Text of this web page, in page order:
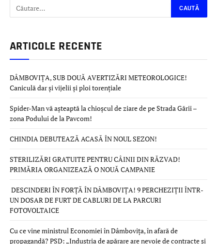
ARTICOLE RECENTE
DÂMBOVIȚA, SUB DOUĂ AVERTIZĂRI METEOROLOGICE!
Caniculă dar și vijelii și ploi torențiale
Spider-Man vă așteaptă la chioșcul de ziare de pe Strada Gării –
zona Podului de la Pavcom!
CHINDIA DEBUTEAZĂ ACASĂ ÎN NOUL SEZON!
STERILIZĂRI GRATUITE PENTRU CÂINII DIN RĂZVAD!
PRIMĂRIA ORGANIZEAZĂ O NOUĂ CAMPANIE
DESCINDERI ÎN FORȚĂ ÎN DÂMBOVIȚA! 9 PERCHEZIȚII ÎNTR-
UN DOSAR DE FURT DE CABLURI DE LA PARCURI
FOTOVOLTAICE
Cu ce vine ministrul Economiei în Dâmbovița, în afară de
propagandă? PSD: „Industria de apărare are nevoie de contracte și